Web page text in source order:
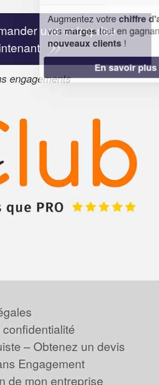
une entreprise
engagements
Augmentez votrechiffre d'affaireset
vosmargestout en gagnant de
nouveaux clients!
En savoir plus
– Obtenez un devis
Engagement
de mon entreprise